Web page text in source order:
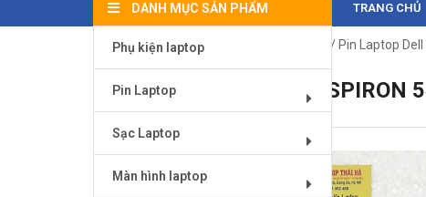
DANH MỤC SẢN PHẨM
Phụ kiện laptop
Pin Laptop
Sạc Laptop
Màn hình laptop
TRANG CHỦ
Trang chủ/Pin Laptop / Pin Laptop
PIN LAPTOP DELL INSPIRON